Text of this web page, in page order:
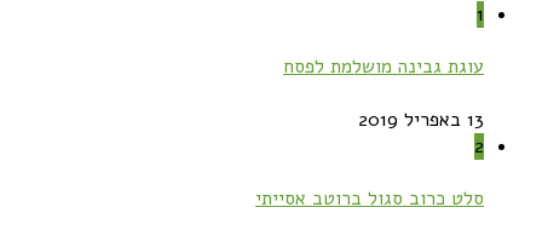
1
עוגת גבינה מושלמת לפסח
13 באפריל 2019
2
סלט כרוב סגול ברוטב אסייתי